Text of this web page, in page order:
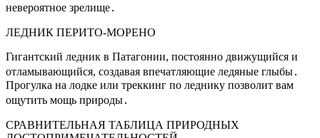
невероятное зрелище․
ЛЕДНИК ПЕРИТО-МОРЕНО
Гигантский ледник в Патагонии, постоянно движущийся и
отламывающийся, создавая впечатляющие ледяные глыбы․
Прогулка на лодке или треккинг по леднику позволит вам
ощутить мощь природы․
СРАВНИТЕЛЬНАЯ ТАБЛИЦА ПРИРОДНЫХ